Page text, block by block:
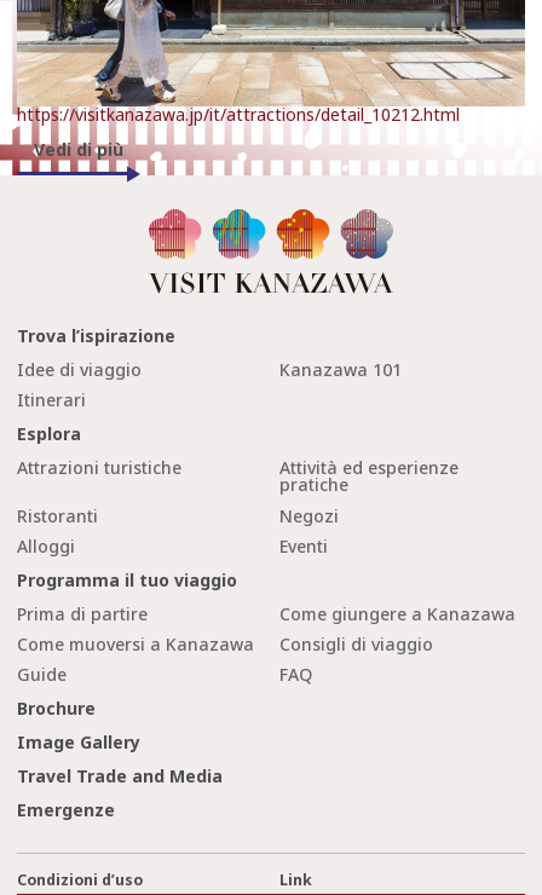
https://visitkanazawa.jp/it/attractions/detail_10212.html
Vedi di più
Trova l’ispirazione
Idee di viaggio
Kanazawa 101
Itinerari
Esplora
Attrazioni turistiche
Attività ed esperienze
pratiche
Ristoranti
Negozi
Alloggi
Eventi
Programma il tuo viaggio
Prima di partire
Come giungere a Kanazawa
Come muoversi a Kanazawa
Consigli di viaggio
Guide
FAQ
Brochure
Image Gallery
Travel Trade and Media
Emergenze
Condizioni d’uso Link